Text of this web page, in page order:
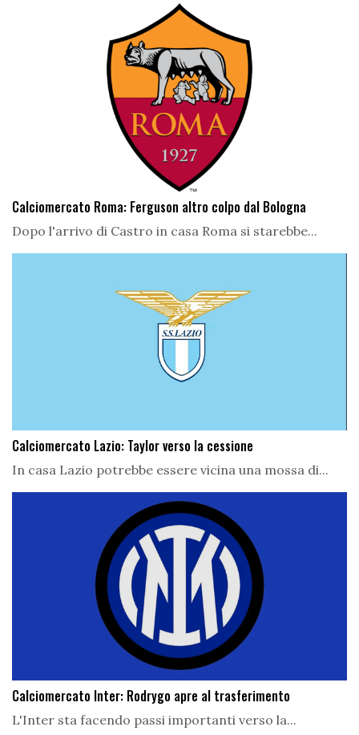
Calciomercato Roma: Ferguson altro colpo dal Bologna
Dopo l'arrivo di Castro in casa Roma si starebbe...
Calciomercato Lazio: Taylor verso la cessione
In casa Lazio potrebbe essere vicina una mossa di...
Calciomercato Inter: Rodrygo apre al trasferimento
L'Inter sta facendo passi importanti verso la...